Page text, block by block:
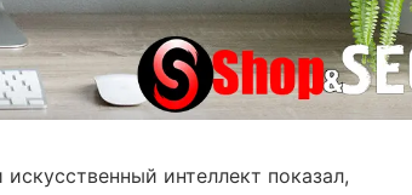
интеллект показал,